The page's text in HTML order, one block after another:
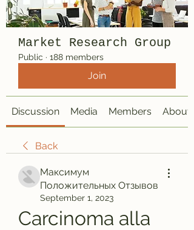
Market Research Group
Public · 188 members
Join
Discussion Media Members About
Back
Максимум
Положительных Отзывов
September 1, 2023
Carcinoma alla